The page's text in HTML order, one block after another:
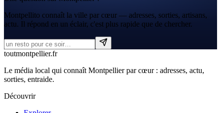
Montpellito connaît la ville par cœur — adresses, sorties, artisans,
actu. Il répond en un éclair, c'est plus rapide que de chercher.
toutmontpellier.fr
Le média local qui connaît Montpellier par cœur : adresses, actu,
sorties, entraide.
Découvrir